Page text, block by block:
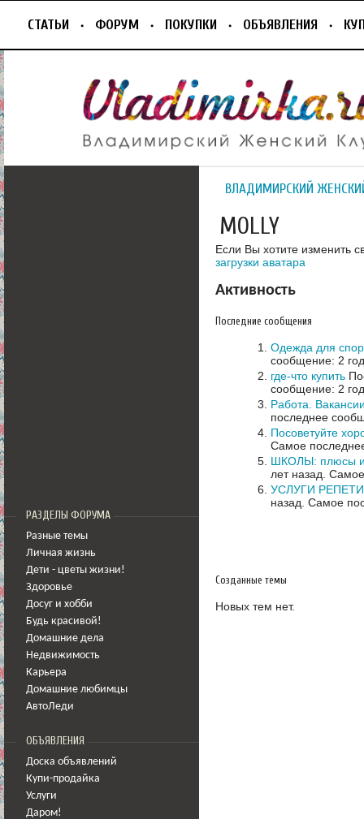
СТАТЬИ ФОРУМ ПОКУПКИ ОБЪЯВЛЕНИЯ
РАЗДЕЛЫ ФОРУМА
Разные темы
Личная жизнь
Дети - цветы жизни!
Здоровье
Досуг и хобби
Будь красивой!
Домашние дела
Недвижимость
Карьера
Домашние любимцы
АвтоЛеди
ОБЪЯВЛЕНИЯ
Доска объявлений
Купи-продайка
Услуги
Даром!
ВЛАДИМИРСКИЙ
MOLLY
Если Вы хотите изменить
загрузки аватара
Активность
Последние сообщения
Одежда для
сообщение: 2
где-что купить
сообщение: 2
Работа.
последнее
Посоветуйте
Самое
ШКОЛЫ: плюсы и
лет назад.
УСЛУГИ
назад. Самое
Созданные темы
Новых тем нет.